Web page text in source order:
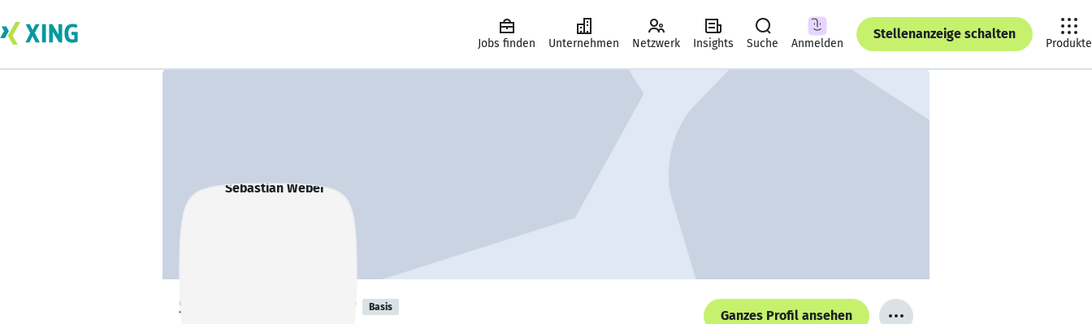
Jobs finden Unternehmen Netzwerk Insights Suche Anmelden
Stellenanzeige schalten
Produkte
Sebastian Weber Basis
Ganzes Profil ansehen